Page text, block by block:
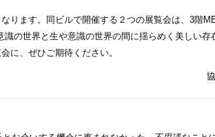
ります。同ビルで開催する２つの展覧会は、3階
の世界と⽣や意識の世界の間に揺らめく美しい存
に、ぜひご期待ください。